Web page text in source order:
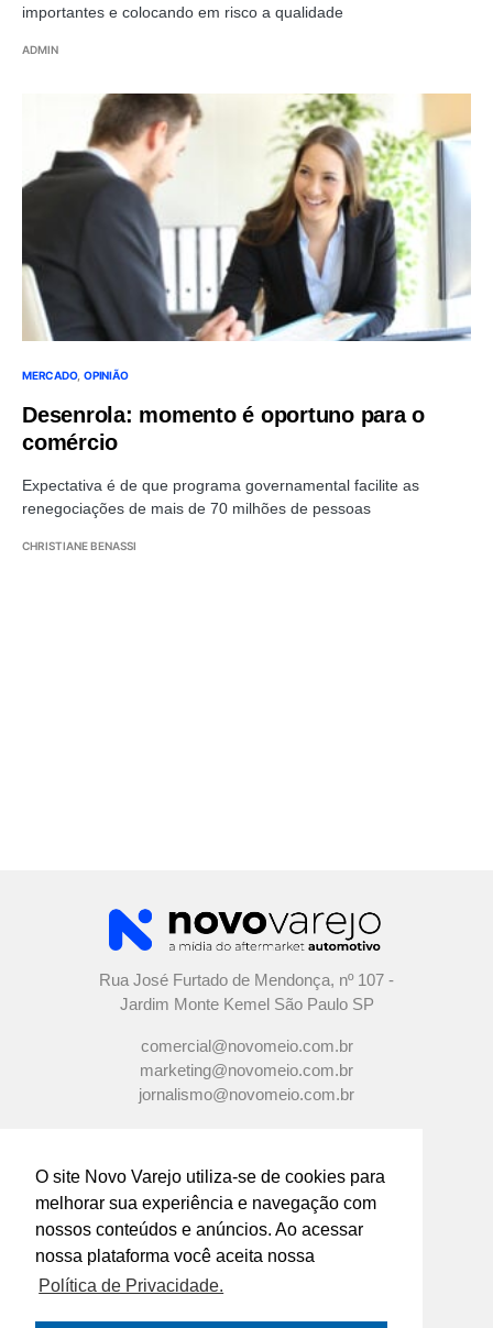
O site Novo Varejo utiliza-se de cookies para
melhorar sua experiência e navegação com
nossos conteúdos e anúncios. Ao acessar
nossa plataforma você aceita nossa
Política de Privacidade.
importantes e colocando em risco a qualidade
ADMIN
MERCADO OPINIÃO
Desenrola: momento é oportuno para o
comércio
Expectativa é de que programa governamental facilite as
renegociações de mais de 70 milhões de pessoas
CHRISTIANE BENASSI
Rua José Furtado de Mendonça, nº 107 -
Jardim Monte Kemel São Paulo SP
comercial@novomeio.com.br
marketing@novomeio.com.br
jornalismo@novomeio.com.br
CONFIRA AS NOSSAS REDES
SOCIAIS
O principal canal de comunicação de grandes
indústrias e distribuidores com os